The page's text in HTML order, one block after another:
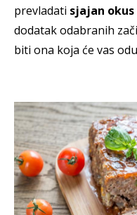
prevladati sjajan
dodatak odabranih
biti ona koja će vas